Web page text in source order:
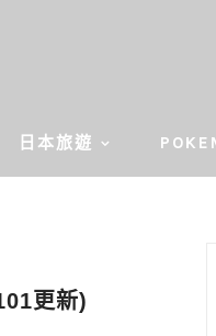
日本旅遊
更新)